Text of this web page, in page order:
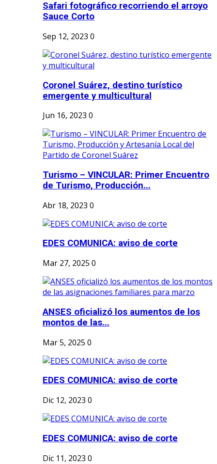
Safari fotográfico recorriendo el arroyo
Sauce Corto
Sep 12, 2023 0
Coronel Suárez, destino turístico
emergente y multicultural
Jun 16, 2023 0
Turismo – VINCULAR: Primer Encuentro
de Turismo, Producción...
Abr 18, 2023 0
EDES COMUNICA: aviso de corte
Mar 27, 2025 0
ANSES oficializó los aumentos de los
montos de las...
Mar 5, 2025 0
EDES COMUNICA: aviso de corte
Dic 12, 2023 0
EDES COMUNICA: aviso de corte
Dic 11, 2023 0